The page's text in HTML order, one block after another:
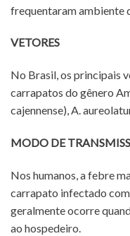
frequentaram ambiente
VETORES
No Brasil, os principais
carrapatos do gênero
cajennense), A.
MODO DE
Nos humanos, a febre
carrapato infectado
geralmente ocorre
ao hospedeiro.